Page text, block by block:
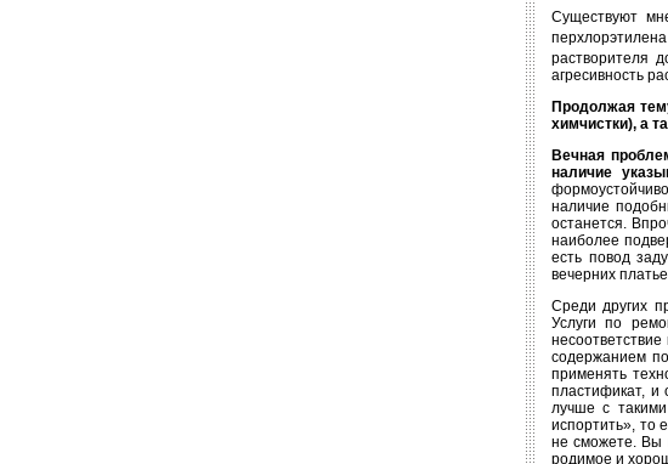
Существуют
растворителя
агресивность
Продолжая
химчистки), а
Вечная
наличие
наличие
останется.
наиболее
есть повод
вечерних
Среди других
Услуги по
содержанием
применять
пластификат, и
лучше с
испортить», то
не сможете. Вы
родимое и